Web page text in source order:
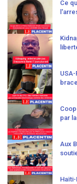
Ce
par
Aux